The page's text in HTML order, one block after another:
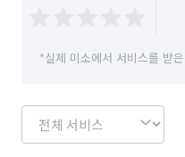
*실제 미소에서 서비스를 받